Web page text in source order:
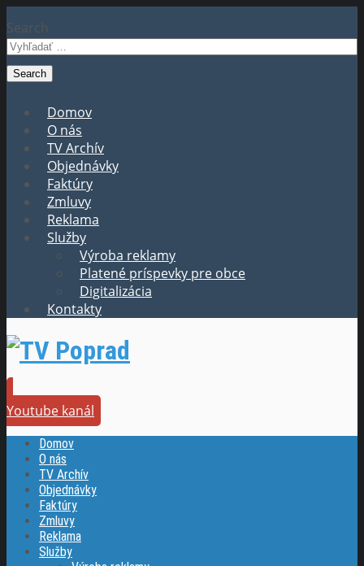
Search
Domov
O nás
TV Archív
Objednávky
Faktúry
Zmluvy
Reklama
Služby
Výroba reklamy
Platené príspevky pre obce
Digitalizácia
Kontakty
Youtube kanál
Domov
O nás
TV Archív
Objednávky
Faktúry
Zmluvy
Reklama
Služby